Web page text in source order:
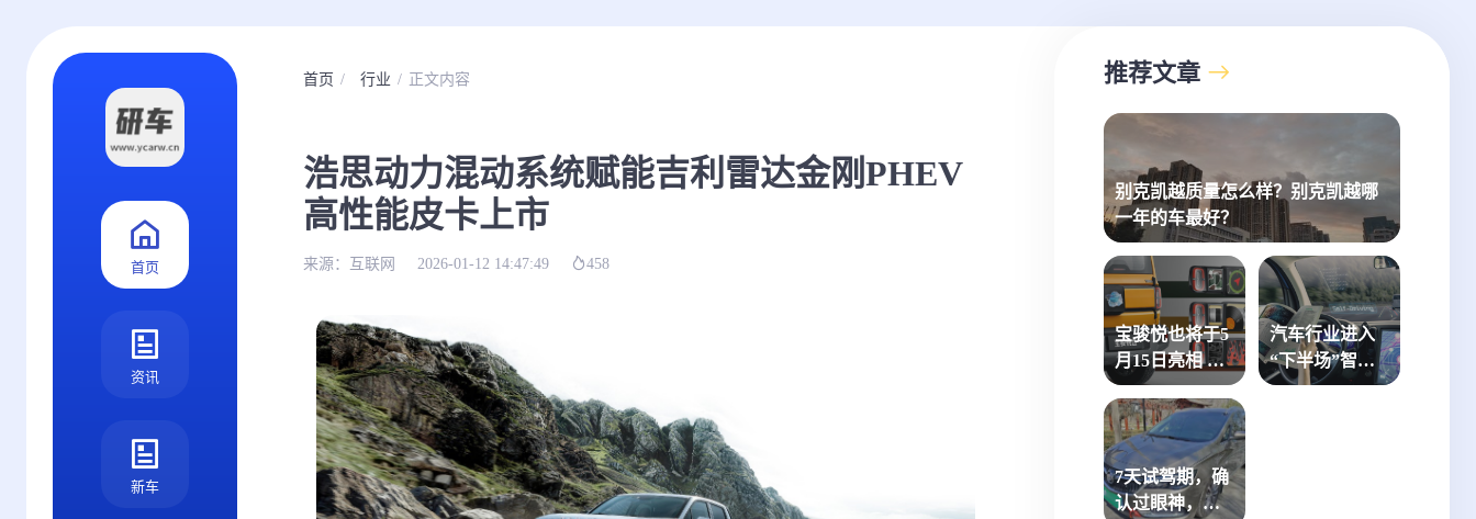
首页
资讯
新车
首页 行业 正文内容
浩思动力混动系统赋能吉利雷达金刚PHEV
高性能皮卡上市
来源： 互联网 2026-01-12 14:47:49 458
推荐文章
别克凯越质量怎么样？别克凯越哪
一年的车最好？
宝骏悦也将于5
月15日亮相 有
望6月上市
汽车行业进入
“下半场”智能
网联和绿色低
7天试驾期，确
认过眼神，瓜